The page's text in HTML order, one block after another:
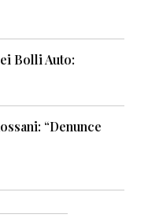
Bolli Auto:
“Denunce